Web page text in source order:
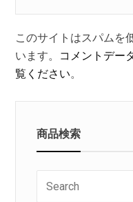
このサイトはスパムを
います。 コメントデー
覧ください。
商品検索